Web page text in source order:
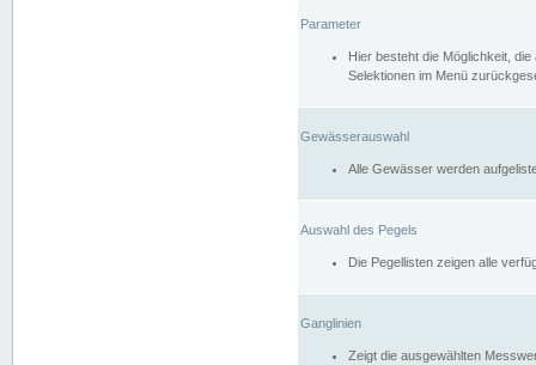
Parameter
Hier besteht die Möglichkeit,
Selektionen im Menü
Gewässerauswahl
Alle Gewässer werden
Auswahl des Pegels
Die Pegellisten zeigen alle
Ganglinien
Zeigt die ausgewählten